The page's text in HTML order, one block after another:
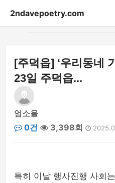
2ndavepoetry.com
acessories
bag
beauty
[주덕읍] ‘우리동네
23일 주덕읍...
엄소율
0건
3,398회
특히 이날 행사진행 사회